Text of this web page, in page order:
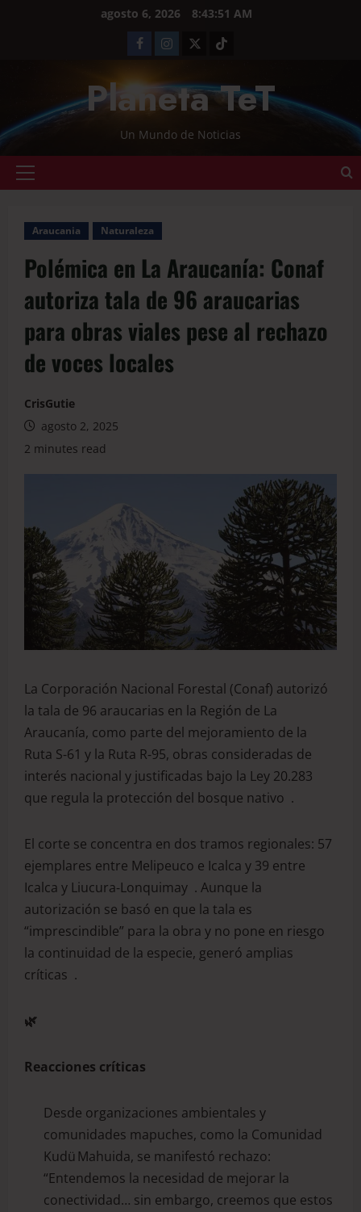
agosto 6, 2026 8:43:52 AM
Planeta TeT
Un Mundo de Noticias
Araucania Naturaleza
Polémica en La Araucanía: Conaf
autoriza tala de 96 araucarias
para obras viales pese al rechazo
de voces locales
CrisGutie
agosto 2, 2025
2 minutes read
La Corporación Nacional Forestal (Conaf) autorizó
la tala de 96 araucarias en la Región de La
Araucanía, como parte del mejoramiento de la
Ruta S‑61 y la Ruta R‑95, obras consideradas de
interés nacional y justificadas bajo la Ley 20.283
que regula la protección del bosque nativo .
El corte se concentra en dos tramos regionales: 57
ejemplares entre Melipeuco e Icalca y 39 entre
Icalca y Liucura‑Lonquimay . Aunque la
autorización se basó en que la tala es
“imprescindible” para la obra y no pone en riesgo
la continuidad de la especie, generó amplias
críticas .
🌿
Reacciones críticas
Desde organizaciones ambientales y
comunidades mapuches, como la Comunidad
Kudü Mahuida, se manifestó rechazo:
“Entendemos la necesidad de mejorar la
conectividad… sin embargo, creemos que estos